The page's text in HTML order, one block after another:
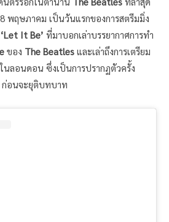
พฤษภาคม เป็นวันแรกของการสตรีมมิ่ง
It Be’ ที่มาบอกเล่าบรรยากาศการทำ
ของ The Beatles และเล่าถึงการเตรียม
ลอนดอน ซึ่งเป็นการปรากฏตัวครั้ง
ก่อนจะยุติบทบาท